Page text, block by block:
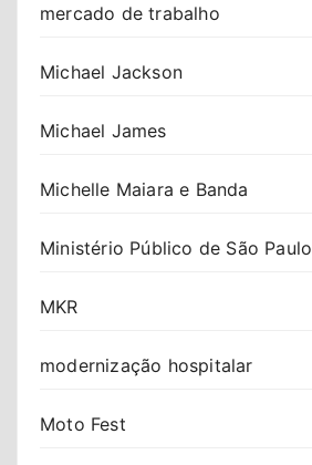
mercado de trabalho
Michael Jackson
Michael James
Michelle Maiara e Banda
Ministério Público de São Paulo
MKR
modernização hospitalar
Moto Fest